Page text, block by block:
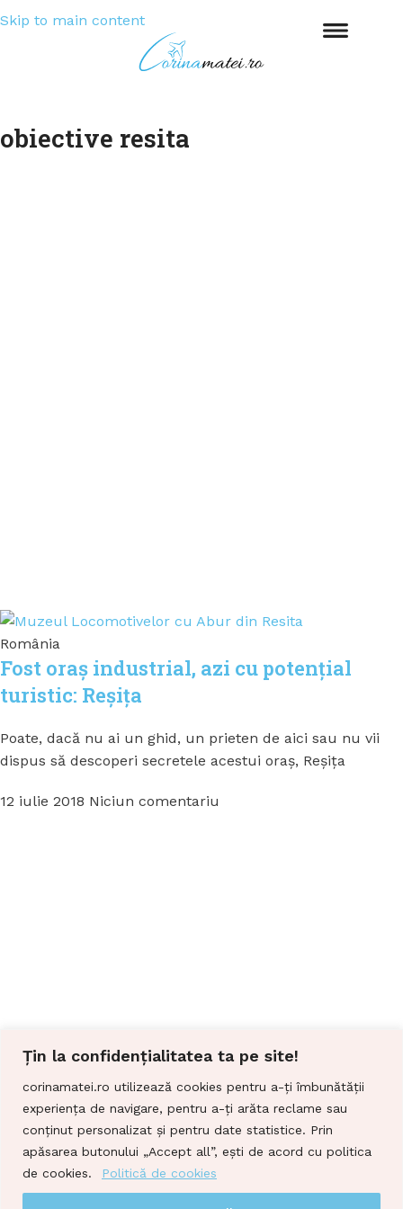
Țin la confidențialitatea ta pe site!
corinamatei.ro utilizează cookies pentru a-ți îmbunătății
experiența de navigare, pentru a-ți arăta reclame sau
conținut personalizat și pentru date statistice. Prin
apăsarea butonului „Accept all”, ești de acord cu politica
de cookies.
Politică de cookies
Skip to main content
obiective resita
România
Fost oraș industrial, azi cu potențial
turistic: Reșița
Poate, dacă nu ai un ghid, un prieten de aici sau nu vii
dispus să descoperi secretele acestui oraș, Reșița
12 iulie 2018 Niciun comentariu